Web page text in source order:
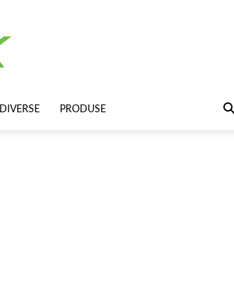
DIVERSE PRODUSE